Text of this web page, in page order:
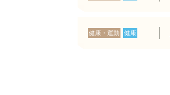
健康・運動 健康